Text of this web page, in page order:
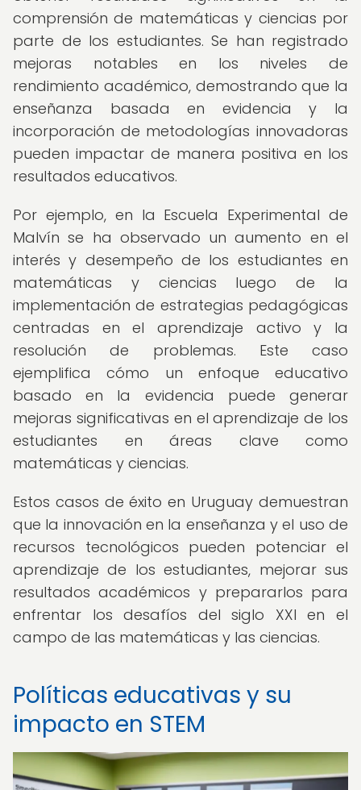
comprensión de matemáticas y ciencias por
parte de los estudiantes. Se han registrado
mejoras notables en los niveles de
rendimiento académico, demostrando que la
enseñanza basada en evidencia y la
incorporación de metodologías innovadoras
pueden impactar de manera positiva en los
resultados educativos.
Por ejemplo, en la Escuela Experimental de
Malvín se ha observado un aumento en el
interés y desempeño de los estudiantes en
matemáticas y ciencias luego de la
implementación de estrategias pedagógicas
centradas en el aprendizaje activo y la
resolución de problemas. Este caso
ejemplifica cómo un enfoque educativo
basado en la evidencia puede generar
mejoras significativas en el aprendizaje de los
estudiantes en áreas clave como
matemáticas y ciencias.
Estos casos de éxito en Uruguay demuestran
que la innovación en la enseñanza y el uso de
recursos tecnológicos pueden potenciar el
aprendizaje de los estudiantes, mejorar sus
resultados académicos y prepararlos para
enfrentar los desafíos del siglo XXI en el
campo de las matemáticas y las ciencias.
Políticas educativas y su
impacto en STEM